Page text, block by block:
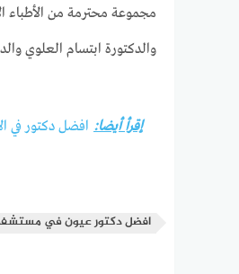
مجموعة محترمة من الأطباء
والدكتورة ابتسام العلوي
إقرأ أيضا: افضل دكتور في
افضل دكتور عيون في